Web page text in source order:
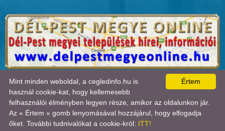
A lap0.231 másodperc alatt készült el. | Copyright 2026 © Cegledinfo
, design by:
ÍRJON NEKÜNK! |OLDALTÉRKÉP IMPRESSZUM
A látogatók száma 2018.11.11-től:22697105| Ebben a hónapban:
2|Statisztika

Értem
Mint minden weboldal, a cegledinfo.hu is
használ cookie-kat, hogy kellemesebb
felhasználói élményben legyen része, amikor az oldalunkon jár.
Az « Értem » gomb lenyomásával hozzájárul, hogy elfogadja
őket. További tudnivalókat a cookie-król: ITT!